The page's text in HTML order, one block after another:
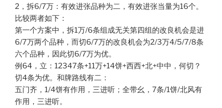
2，拆6/7万：有效进张品种为二，有效进张当量为16个。
比较两者如下：
第一个方案中，拆1万/6条组成无关第四组的改良机会是进
6/7万两个品种，而切6/7万的改良机会为2/3万4/5/7/8条
六个品种，因此切6/7万为优。
例64，立：12347条+11万+14饼+西西+北+中中，何切？
切4条为优。和牌路线有二：
五门齐，1/4饼有作用，三进听；全带幺，7条/1饼/北风有
作用，三进听。